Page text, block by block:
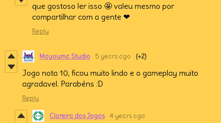
que gostoso ler isso 🤩 valeu mesmo por
compartilhar com a gente ❤
Reply
Mayouma Studio 5 years ago (+2)
Jogo nota 10, ficou muito lindo e o gameplay muito
agradavel. Parabéns :D
Reply
Clareira dos Jogos 4 years ago